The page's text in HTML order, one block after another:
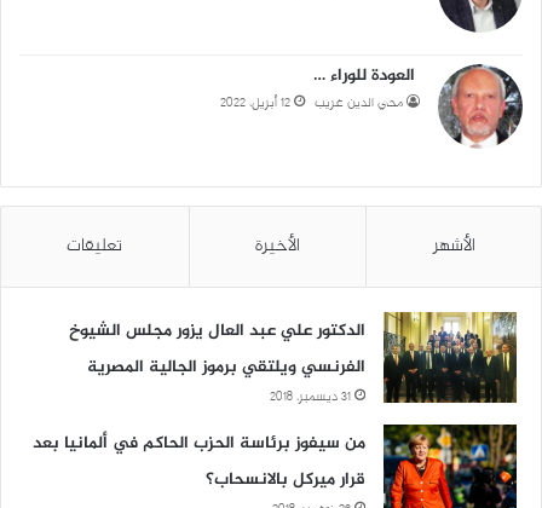
العودة للوراء …
محي الدين غريب 12 أبريل، 2022
الأشهر الأخيرة تعليقات
الدكتور علي عبد العال يزور مجلس الشيوخ
الفرنسي ويلتقي برموز الجالية المصرية
31 ديسمبر، 2018
من سيفوز برئاسة الحزب الحاكم في ألمانيا بعد
قرار ميركل بالانسحاب؟